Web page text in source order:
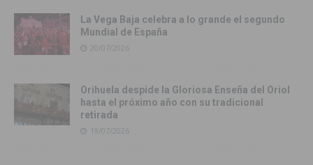
La Vega Baja celebra a lo grande el segundo
Mundial de España
20/07/2026
Orihuela despide la Gloriosa Enseña del Oriol
hasta el próximo año con su tradicional
retirada
19/07/2026